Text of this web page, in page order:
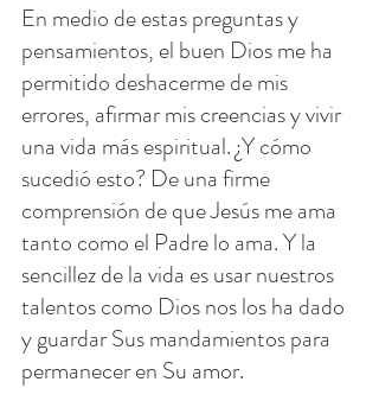
En medio de estas preguntas y
pensamientos, el buen Dios me ha
permitido deshacerme de mis
errores, afirmar mis creencias y vivir
una vida más espiritual. ¿Y cómo
sucedió esto? De una firme
comprensión de que Jesús me ama
tanto como el Padre lo ama. Y la
sencillez de la vida es usar nuestros
talentos como Dios nos los ha dado
y guardar Sus mandamientos para
permanecer en Su amor.